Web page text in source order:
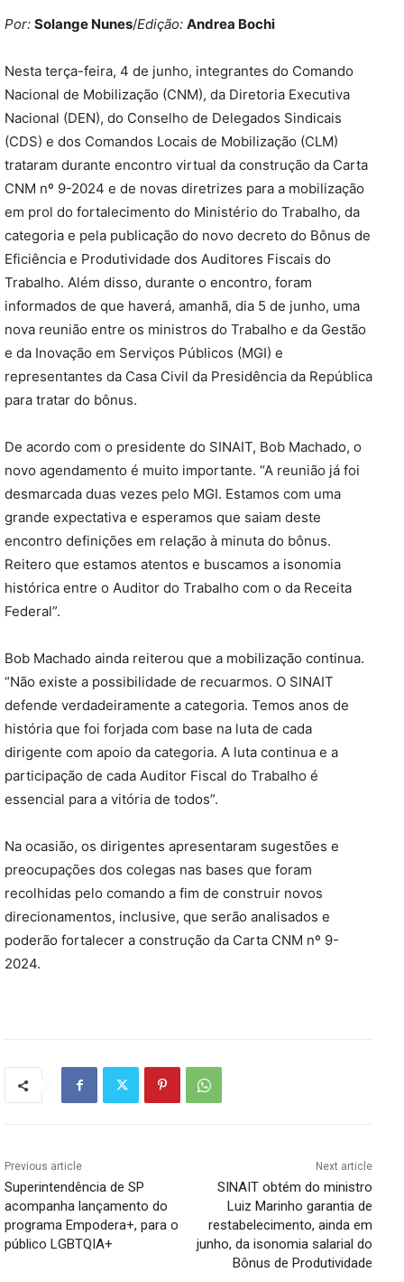
Por: Solange Nunes/Edição: Andrea Bochi
Nesta terça-feira, 4 de junho, integrantes do Comando
Nacional de Mobilização (CNM), da Diretoria Executiva
Nacional (DEN), do Conselho de Delegados Sindicais
(CDS) e dos Comandos Locais de Mobilização (CLM)
trataram durante encontro virtual da construção da Carta
CNM nº 9-2024 e de novas diretrizes para a mobilização
em prol do fortalecimento do Ministério do Trabalho, da
categoria e pela publicação do novo decreto do Bônus de
Eficiência e Produtividade dos Auditores Fiscais do
Trabalho. Além disso, durante o encontro, foram
informados de que haverá, amanhã, dia 5 de junho, uma
nova reunião entre os ministros do Trabalho e da Gestão
e da Inovação em Serviços Públicos (MGI) e
representantes da Casa Civil da Presidência da República
para tratar do bônus.
De acordo com o presidente do SINAIT, Bob Machado, o
novo agendamento é muito importante. “A reunião já foi
desmarcada duas vezes pelo MGI. Estamos com uma
grande expectativa e esperamos que saiam deste
encontro definições em relação à minuta do bônus.
Reitero que estamos atentos e buscamos a isonomia
histórica entre o Auditor do Trabalho com o da Receita
Federal”.
Bob Machado ainda reiterou que a mobilização continua.
“Não existe a possibilidade de recuarmos. O SINAIT
defende verdadeiramente a categoria. Temos anos de
história que foi forjada com base na luta de cada
dirigente com apoio da categoria. A luta continua e a
participação de cada Auditor Fiscal do Trabalho é
essencial para a vitória de todos”.
Na ocasião, os dirigentes apresentaram sugestões e
preocupações dos colegas nas bases que foram
recolhidas pelo comando a fim de construir novos
direcionamentos, inclusive, que serão analisados e
poderão fortalecer a construção da Carta CNM nº 9-
2024.
Previous article
Superintendência de SP
acompanha lançamento do
programa Empodera+, para o
público LGBTQIA+
Next article
SINAIT obtém do ministro
Luiz Marinho garantia de
restabelecimento, ainda em
junho, da isonomia salarial do
Bônus de Produtividade